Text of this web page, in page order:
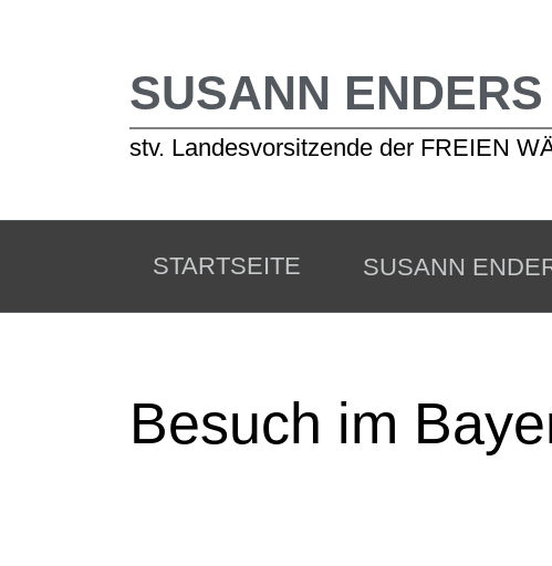
SUSANN ENDERS
stv. Landesvorsitzende der FREIEN
STARTSEITE SUSANN
Besuch im